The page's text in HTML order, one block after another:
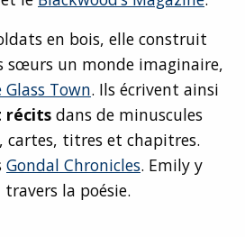
en bois, elle construit
sœurs un monde imaginaire,
Town. Ils écrivent ainsi
récits dans de minuscules
cartes, titres et chapitres.
Gondal Chronicles. Emily y
travers la poésie.